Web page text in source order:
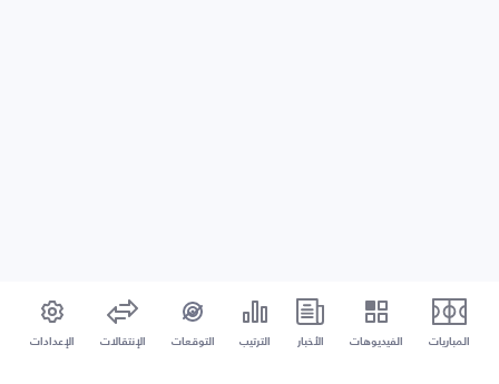
المباريات الفيديوهات الأخبار الترتيب التوقعات الإنتقالات الإعدادات